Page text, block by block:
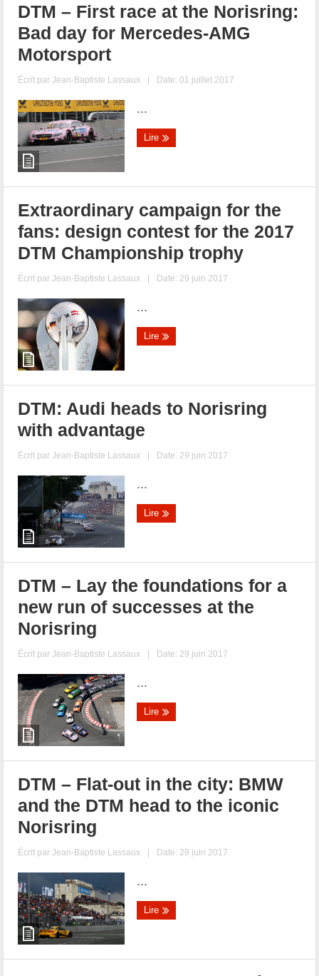
DTM – First race at the Norisring:
Bad day for Mercedes-AMG
Motorsport
Écrit parJean-Baptiste Lassaux | Date: 01 juillet 2017
...
Lire
Extraordinary campaign for the
fans: design contest for the 2017
DTM Championship trophy
Écrit parJean-Baptiste Lassaux | Date: 29 juin 2017
...
Lire
DTM: Audi heads to Norisring
with advantage
Écrit parJean-Baptiste Lassaux | Date: 29 juin 2017
...
Lire
DTM – Lay the foundations for a
new run of successes at the
Norisring
Écrit parJean-Baptiste Lassaux | Date: 29 juin 2017
...
Lire
DTM – Flat-out in the city: BMW
and the DTM head to the iconic
Norisring
Écrit parJean-Baptiste Lassaux | Date: 29 juin 2017
...
Lire